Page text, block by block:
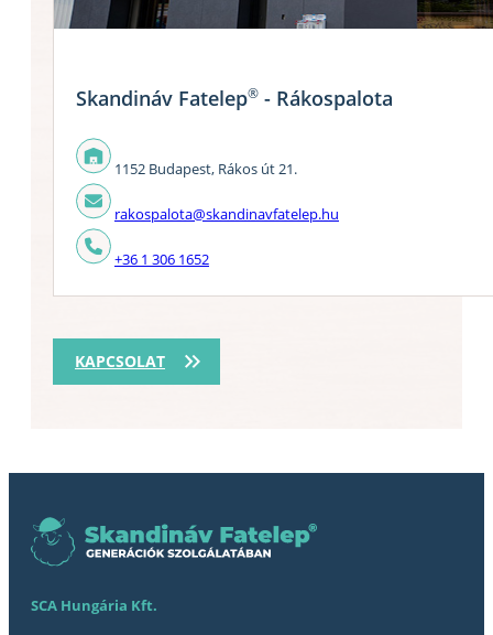
KAPCSOLAT
Skandináv Fatelep® - Rákospalota
1152 Budapest, Rákos út 21.
rakospalota@skandinavfatelep.hu
+36 1 306 1652
SCA Hungária Kft.